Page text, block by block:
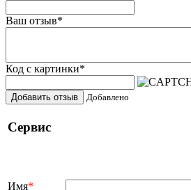
Ваш отзыв*
Код с картинки*
Добавить отзыв Добавлено
Сервис
Имя*